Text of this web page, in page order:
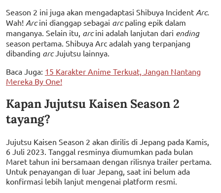
Season 2 ini juga akan mengadaptasi Shibuya Incident Arc.
Wah! Arcini dianggap sebagai arcpaling epik dalam
manganya. Selain itu, arcini adalah lanjutan dari ending
season pertama. Shibuya Arc adalah yang terpanjang
dibanding arcJujutsu lainnya.
Baca Juga: 15 Karakter Anime Terkuat, Jangan Nantang
Mereka By One!
Kapan Jujutsu Kaisen Season 2
tayang?
Jujutsu Kaisen Season 2 akan dirilis di Jepang pada Kamis,
6 Juli 2023. Tanggal resminya diumumkan pada bulan
Maret tahun ini bersamaan dengan rilisnya trailer pertama.
Untuk penayangan di luar Jepang, saat ini belum ada
konfirmasi lebih lanjut mengenai platform resmi.